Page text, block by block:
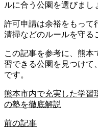
ルに合う公園を選びまし
許可申請は余裕をもって
清掃などのルールを守る
この記事を参考に、熊本
習できる公園を見つけて
です。
熊本市内で充実した学習
の塾を徹底解説
前の記事